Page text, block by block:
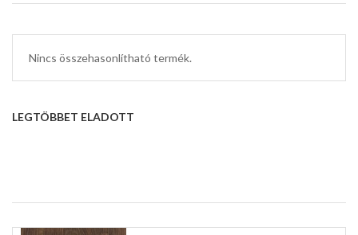
Nincs összehasonlítható termék.
LEGTÖBBET ELADOTT